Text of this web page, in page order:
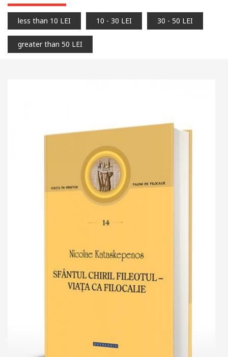
less than 10 LEI 10 - 30 LEI 30 - 50 LEI
greater than 50 LEI